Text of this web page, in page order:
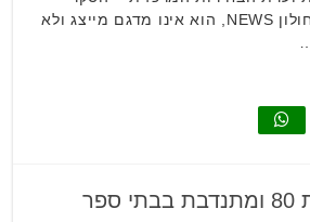
ביוזמת אתר בת ים חולון NEWS, הוא אינו מדגם מייצג ולא